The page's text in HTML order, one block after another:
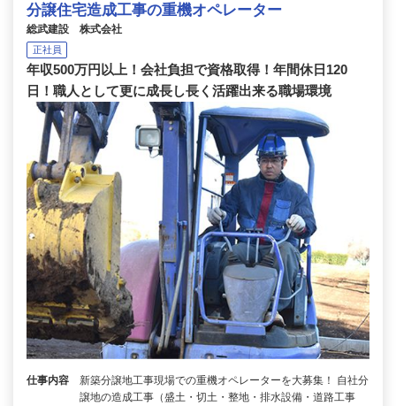
分譲住宅造成工事の重機オペレーター
総武建設 株式会社
正社員
年収500万円以上！会社負担で資格取得！年間休日120
日！職人として更に成長し長く活躍出来る職場環境
仕事内容
新築分譲地工事現場での重機オペレーターを大募集！ 自社分
譲地の造成工事（盛土・切土・整地・排水設備・道路工事